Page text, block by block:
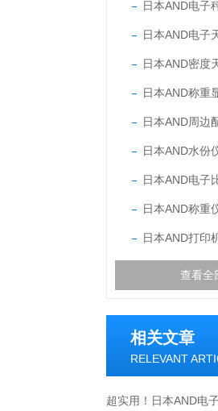
日本AND电子
日本AND电子
日本AND密度
日本AND称重
日本AND周边
日本AND水份
日本AND电子
日本AND称重
日本AND打印
查看全
相关文章
RELEVANT